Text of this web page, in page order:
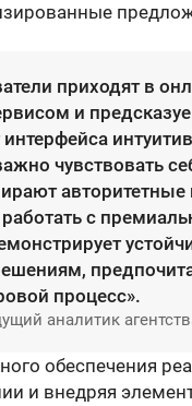
приходят в
и
чувствовать
авторитетные
с
процесс».
аналитик
обеспечения
и внедряя